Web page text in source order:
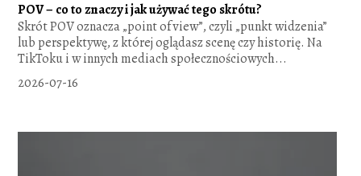
POV – co to znaczy i jak używać tego skrótu?
Skrót POV oznacza „point of view”, czyli „punkt widzenia”
lub perspektywę, z której oglądasz scenę czy historię. Na
TikToku i w innych mediach społecznościowych...
2026-07-16